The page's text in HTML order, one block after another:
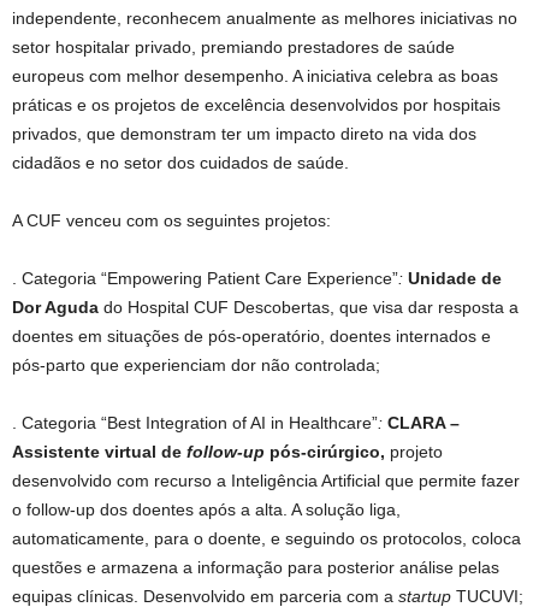
independente, reconhecem anualmente as melhores iniciativas no
setor hospitalar privado, premiando prestadores de saúde
europeus com melhor desempenho. A iniciativa celebra as boas
práticas e os projetos de excelência desenvolvidos por hospitais
privados, que demonstram ter um impacto direto na vida dos
cidadãos e no setor dos cuidados de saúde.
A CUF venceu com os seguintes projetos:
. Categoria “Empowering Patient Care Experience”: Unidade de
Dor Aguda do Hospital CUF Descobertas, que visa dar resposta a
doentes em situações de pós-operatório, doentes internados e
pós-parto que experienciam dor não controlada;
. Categoria “Best Integration of AI in Healthcare”: CLARA –
Assistente virtual de follow-up pós-cirúrgico, projeto
desenvolvido com recurso a Inteligência Artificial que permite fazer
o follow-up dos doentes após a alta. A solução liga,
automaticamente, para o doente, e seguindo os protocolos, coloca
questões e armazena a informação para posterior análise pelas
equipas clínicas. Desenvolvido em parceria com a startup TUCUVI;